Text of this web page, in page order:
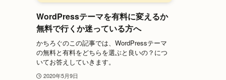
WordPressテーマを有料に変えるか
無料で行くか迷っている方へ
かちろぐのこの記事では、WordPressテーマ
の無料と有料をどちらを選ぶと良いの？につ
いてお答えしていきます。
2020年5月9日